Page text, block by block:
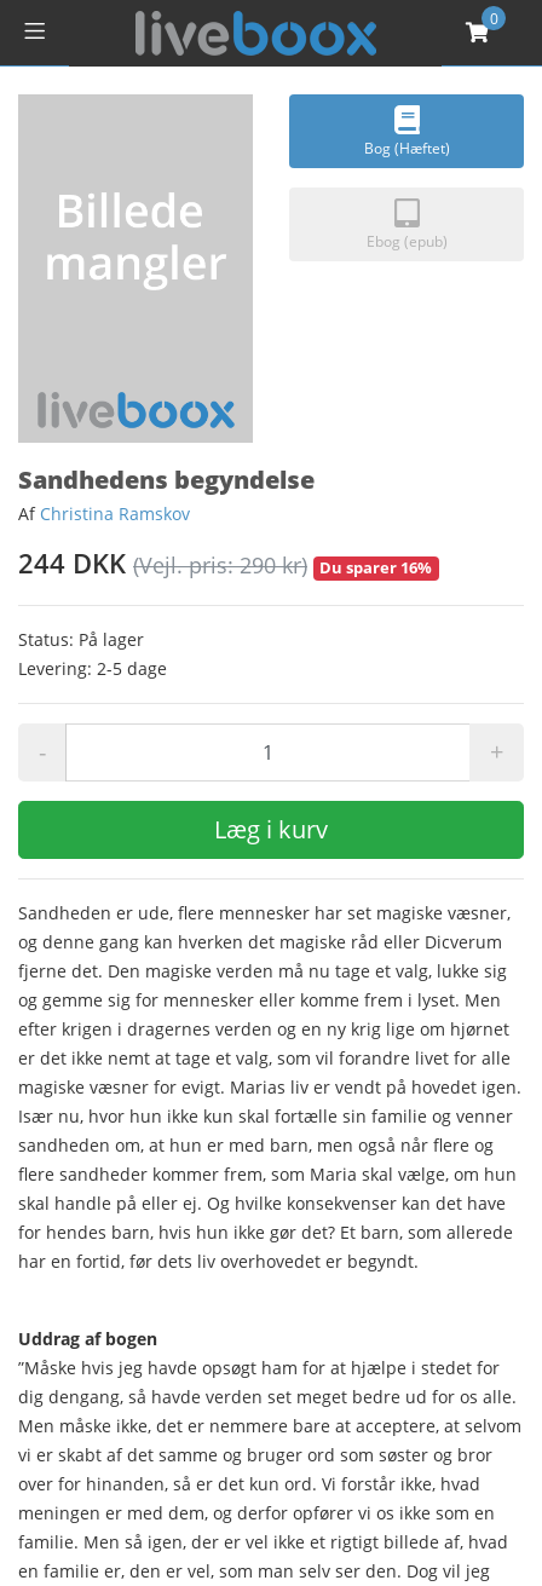
0
Bog (Hæftet)
Ebog (epub)
Sandhedens begyndelse
Af Christina Ramskov
244 DKK (Vejl. pris: 290 kr) Du sparer 16%
Status: På lager
Levering: 2-5 dage
- +
Læg i kurv
Sandheden er ude, flere mennesker har set magiske væsner,
og denne gang kan hverken det magiske råd eller Dicverum
fjerne det. Den magiske verden må nu tage et valg, lukke sig
og gemme sig for mennesker eller komme frem i lyset. Men
efter krigen i dragernes verden og en ny krig lige om hjørnet
er det ikke nemt at tage et valg, som vil forandre livet for alle
magiske væsner for evigt. Marias liv er vendt på hovedet igen.
Især nu, hvor hun ikke kun skal fortælle sin familie og venner
sandheden om, at hun er med barn, men også når flere og
flere sandheder kommer frem, som Maria skal vælge, om hun
skal handle på eller ej. Og hvilke konsekvenser kan det have
for hendes barn, hvis hun ikke gør det? Et barn, som allerede
har en fortid, før dets liv overhovedet er begyndt.
Uddrag af bogen
”Måske hvis jeg havde opsøgt ham for at hjælpe i stedet for
dig dengang, så havde verden set meget bedre ud for os alle.
Men måske ikke, det er nemmere bare at acceptere, at selvom
vi er skabt af det samme og bruger ord som søster og bror
over for hinanden, så er det kun ord. Vi forstår ikke, hvad
meningen er med dem, og derfor opfører vi os ikke som en
familie. Men så igen, der er vel ikke et rigtigt billede af, hvad
en familie er, den er vel, som man selv ser den. Dog vil jeg